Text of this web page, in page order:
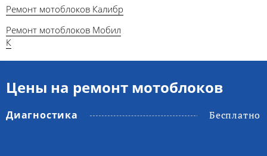
Ремонт мотоблоков Калибр
Ремонт мотоблоков Мобил
К
Цены на ремонт мотоблоков
Диагностика Бесплатно